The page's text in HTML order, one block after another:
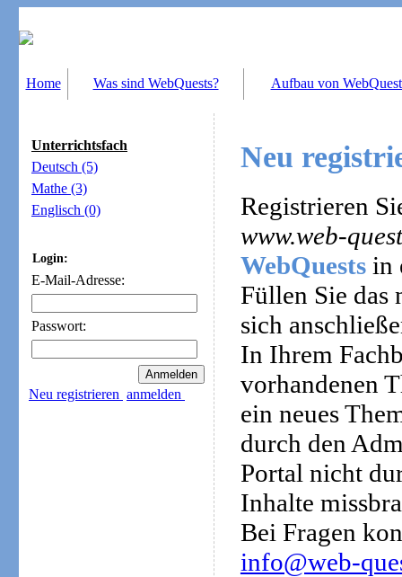
Home Was sind WebQuests? Aufbau von
Unterrichtsfach
Deutsch (5)
Mathe (3)
Englisch (0)
Login:
E-Mail-Adresse:
Passwort:
Neu registrieren anmelden
Neu
Registrieren
www.web-
WebQuestsin
Füllen Sie das
sich
In Ihrem
vorhandenen
ein neues
durch den
Portal nicht
Inhalte
Bei Fragen
info@web-